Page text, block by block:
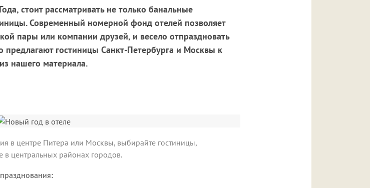
стоит рассматривать не только банальные
Современный номерной фонд отелей позволяет
пары или компании друзей, и весело отпраздновать
предлагают гостиницы Санкт-Петербурга и Москвы к
нашего материала.
в центре Питера или Москвы, выбирайте гостиницы,
в центральных районах городов.